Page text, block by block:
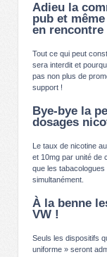
Adieu la
pub et
en
Tout ce qui peut
sera interdit et
pas non plus de
support !
Bye-bye la
dosages
Le taux de nicotine
et 10mg par unité de
que les
simultanément.
À la benne
VW !
Seuls les dispositifs
uniforme » seront